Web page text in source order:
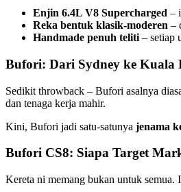
Enjin 6.4L V8 Supercharged –
Reka bentuk klasik-moderen –
Handmade penuh teliti – setiap
Bufori: Dari Sydney ke Kuala
Sedikit throwback – Bufori asalnya
dan tenaga kerja mahir.
Kini, Bufori jadi satu-satunya jenama
Bufori CS8: Siapa Target
Kereta ni memang bukan untuk semua.